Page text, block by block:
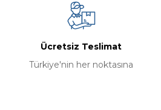
Bu ürüne benzer farklı
Ücretsiz Teslimat
Türkiye'nin her noktasına